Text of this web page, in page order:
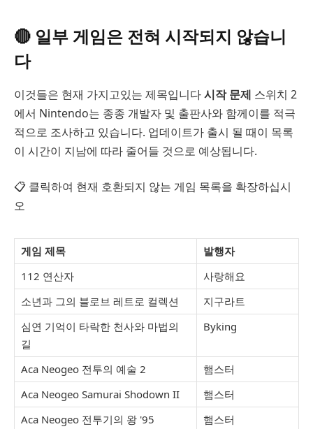
🔴 일부 게임은 전혀 시작되지 않습니
다
이것들은 현재 가지고있는 제목입니다시작 문제 스위치 2
에서 Nintendo는 종종 개발자 및 출판사와 함께이를 적극
적으로 조사하고 있습니다. 업데이트가 출시 될 때이 목록
이 시간이 지남에 따라 줄어들 것으로 예상됩니다.
📋 클릭하여 현재 호환되지 않는 게임 목록을 확장하십시
오
게임 제목
발행자
112 연산자
사랑해요
소년과 그의 블로브 레트로 컬렉션
지구라트
심연 기억이 타락한 천사와 마법의
길
Byking
Aca Neogeo 전투의 예술 2
햄스터
Aca Neogeo Samurai Shodown II
햄스터
Aca Neogeo 전투기의 왕 '95
햄스터